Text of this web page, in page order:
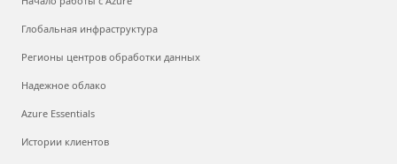
Глобальная инфраструктура
Регионы центров обработки данных
Надежное облако
Azure Essentials
Истории клиентов